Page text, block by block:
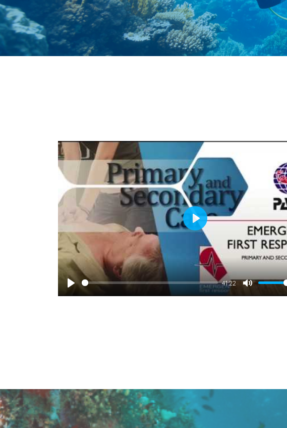
Play
41:22
Mute
Play